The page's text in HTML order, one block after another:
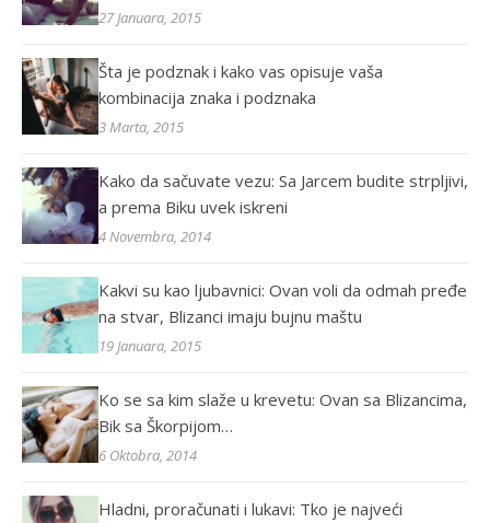
27 Januara, 2015
Šta je podznak i kako vas opisuje vaša
kombinacija znaka i podznaka
3 Marta, 2015
Kako da sačuvate vezu: Sa Jarcem budite strpljivi,
a prema Biku uvek iskreni
4 Novembra, 2014
Kakvi su kao ljubavnici: Ovan voli da odmah pređe
na stvar, Blizanci imaju bujnu maštu
19 Januara, 2015
Ko se sa kim slaže u krevetu: Ovan sa Blizancima,
Bik sa Škorpijom…
6 Oktobra, 2014
Hladni, proračunati i lukavi: Tko je najveći